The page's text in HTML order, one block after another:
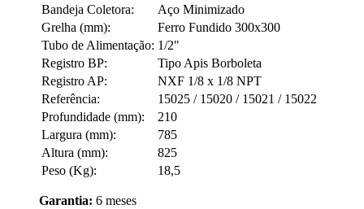
Bandeja Coletora:
Aço Minimizado
Grelha (mm):
Ferro Fundido 300x300
Tubo de Alimentação: 1/2"
Registro BP:
Tipo Apis Borboleta
Registro AP:
NXF 1/8 x 1/8 NPT
Referência:
15025 / 15020 / 15021 / 15022
Profundidade (mm):
210
Largura (mm):
785
Altura (mm):
825
Peso (Kg):
18,5
Garantia: 6 meses